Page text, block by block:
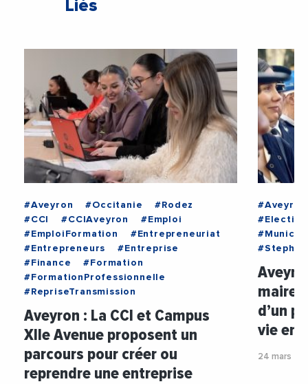
Liés
#Aveyron #Occitanie
#Rodez
#CCI
#CCIAveyron
#Emploi
#EmploiFormation
#Entrepreneuriat
#Entrepreneurs
#Entreprise
#Finance
#Formation
#FormationProfessionnelle
#RepriseTransmission
Aveyron : La CCI et Campus
XIIe Avenue proposent un
parcours pour créer ou
reprendre une entreprise
#Aveyron
maire
d’un
vie en
24 mars